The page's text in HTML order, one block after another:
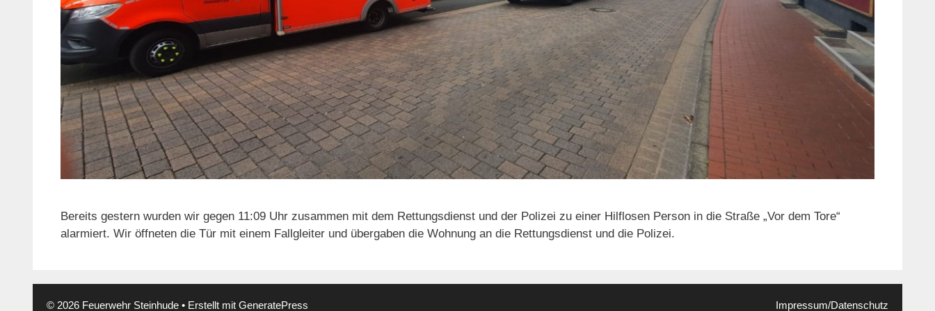
Bereits gestern wurden wir gegen 11:09 Uhr zusammen mit dem Rettungsdienst und der Polizei zu einer Hilflosen Person in die Straße „Vor dem Tore“
alarmiert. Wir öffneten die Tür mit einem Fallgleiter und übergaben die Wohnung an die Rettungsdienst und die Polizei.
Impressum/Datenschutz
© 2026 Feuerwehr Steinhude • Erstellt mit GeneratePress